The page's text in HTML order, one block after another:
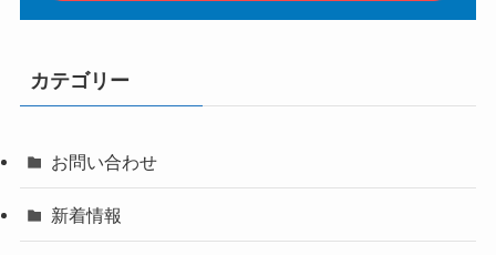
カテゴリー
お問い合わせ
新着情報